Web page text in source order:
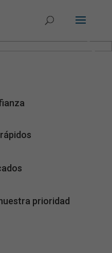
prioridad